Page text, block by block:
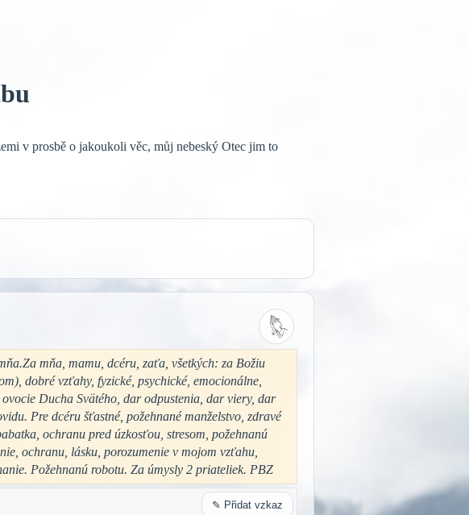
v prosbě o jakoukoli věc, můj nebeský Otec jim to
mňa, mamu, dcéru, zaťa, všetkých: za Božiu
dobré vzťahy, fyzické, psychické, emocionálne,
Ducha Svätého, dar odpustenia, dar viery, dar
Pre dcéru šťastné, požehnané manželstvo, zdravé
ochranu pred úzkosťou, stresom, požehnanú
ochranu, lásku, porozumenie v mojom vzťahu,
Požehnanú robotu. Za úmysly 2 priateliek. PBZ
✎ Přidat vzkaz